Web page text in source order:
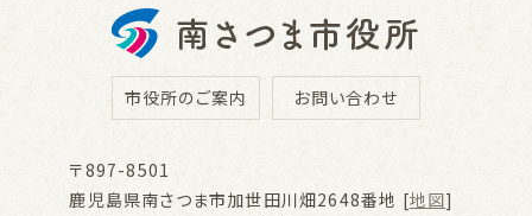
市役所のご案内 お問い合わせ
〒897-8501
鹿児島県南さつま市加世田川畑2648番地 [地図]